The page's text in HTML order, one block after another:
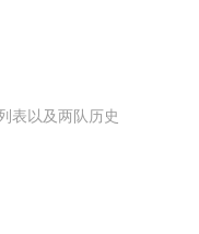
表以及两队历史